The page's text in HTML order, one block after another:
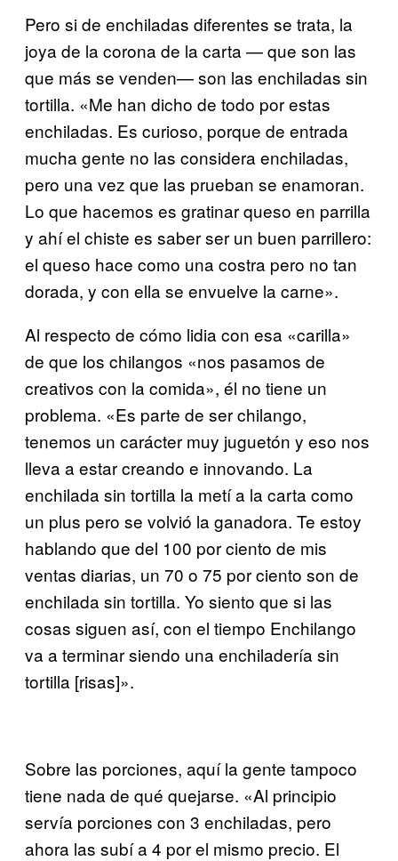
Pero si de enchiladas diferentes se trata, la
joya de la corona de la carta — que son las
que más se venden— son las enchiladas sin
tortilla. «Me han dicho de todo por estas
enchiladas. Es curioso, porque de entrada
mucha gente no las considera enchiladas,
pero una vez que las prueban se enamoran.
Lo que hacemos es gratinar queso en parrilla
y ahí el chiste es saber ser un buen parrillero:
el queso hace como una costra pero no tan
dorada, y con ella se envuelve la carne».
Al respecto de cómo lidia con esa «carilla»
de que los chilangos «nos pasamos de
creativos con la comida», él no tiene un
problema. «Es parte de ser chilango,
tenemos un carácter muy juguetón y eso nos
lleva a estar creando e innovando. La
enchilada sin tortilla la metí a la carta como
un plus pero se volvió la ganadora. Te estoy
hablando que del 100 por ciento de mis
ventas diarias, un 70 o 75 por ciento son de
enchilada sin tortilla. Yo siento que si las
cosas siguen así, con el tiempo Enchilango
va a terminar siendo una enchiladería sin
tortilla [risas]».
Sobre las porciones, aquí la gente tampoco
tiene nada de qué quejarse. «Al principio
servía porciones con 3 enchiladas, pero
ahora las subí a 4 por el mismo precio. El